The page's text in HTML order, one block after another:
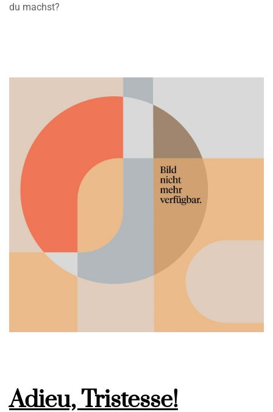
du machst?
Adieu, Tristesse!